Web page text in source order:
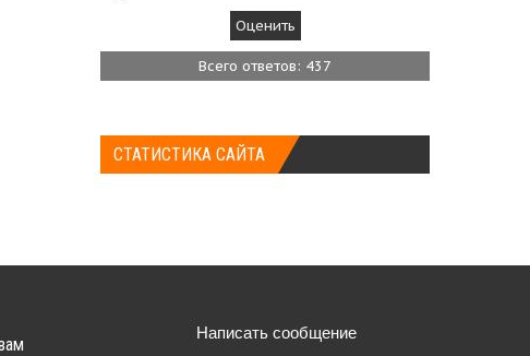
Всего ответов: 437
СТАТИСТИКА САЙТА
Написать сообщение